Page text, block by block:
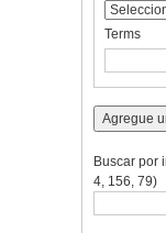
"Reducir
por
específico":
1
Terms
Agregue
Buscar por
4, 156, 79)